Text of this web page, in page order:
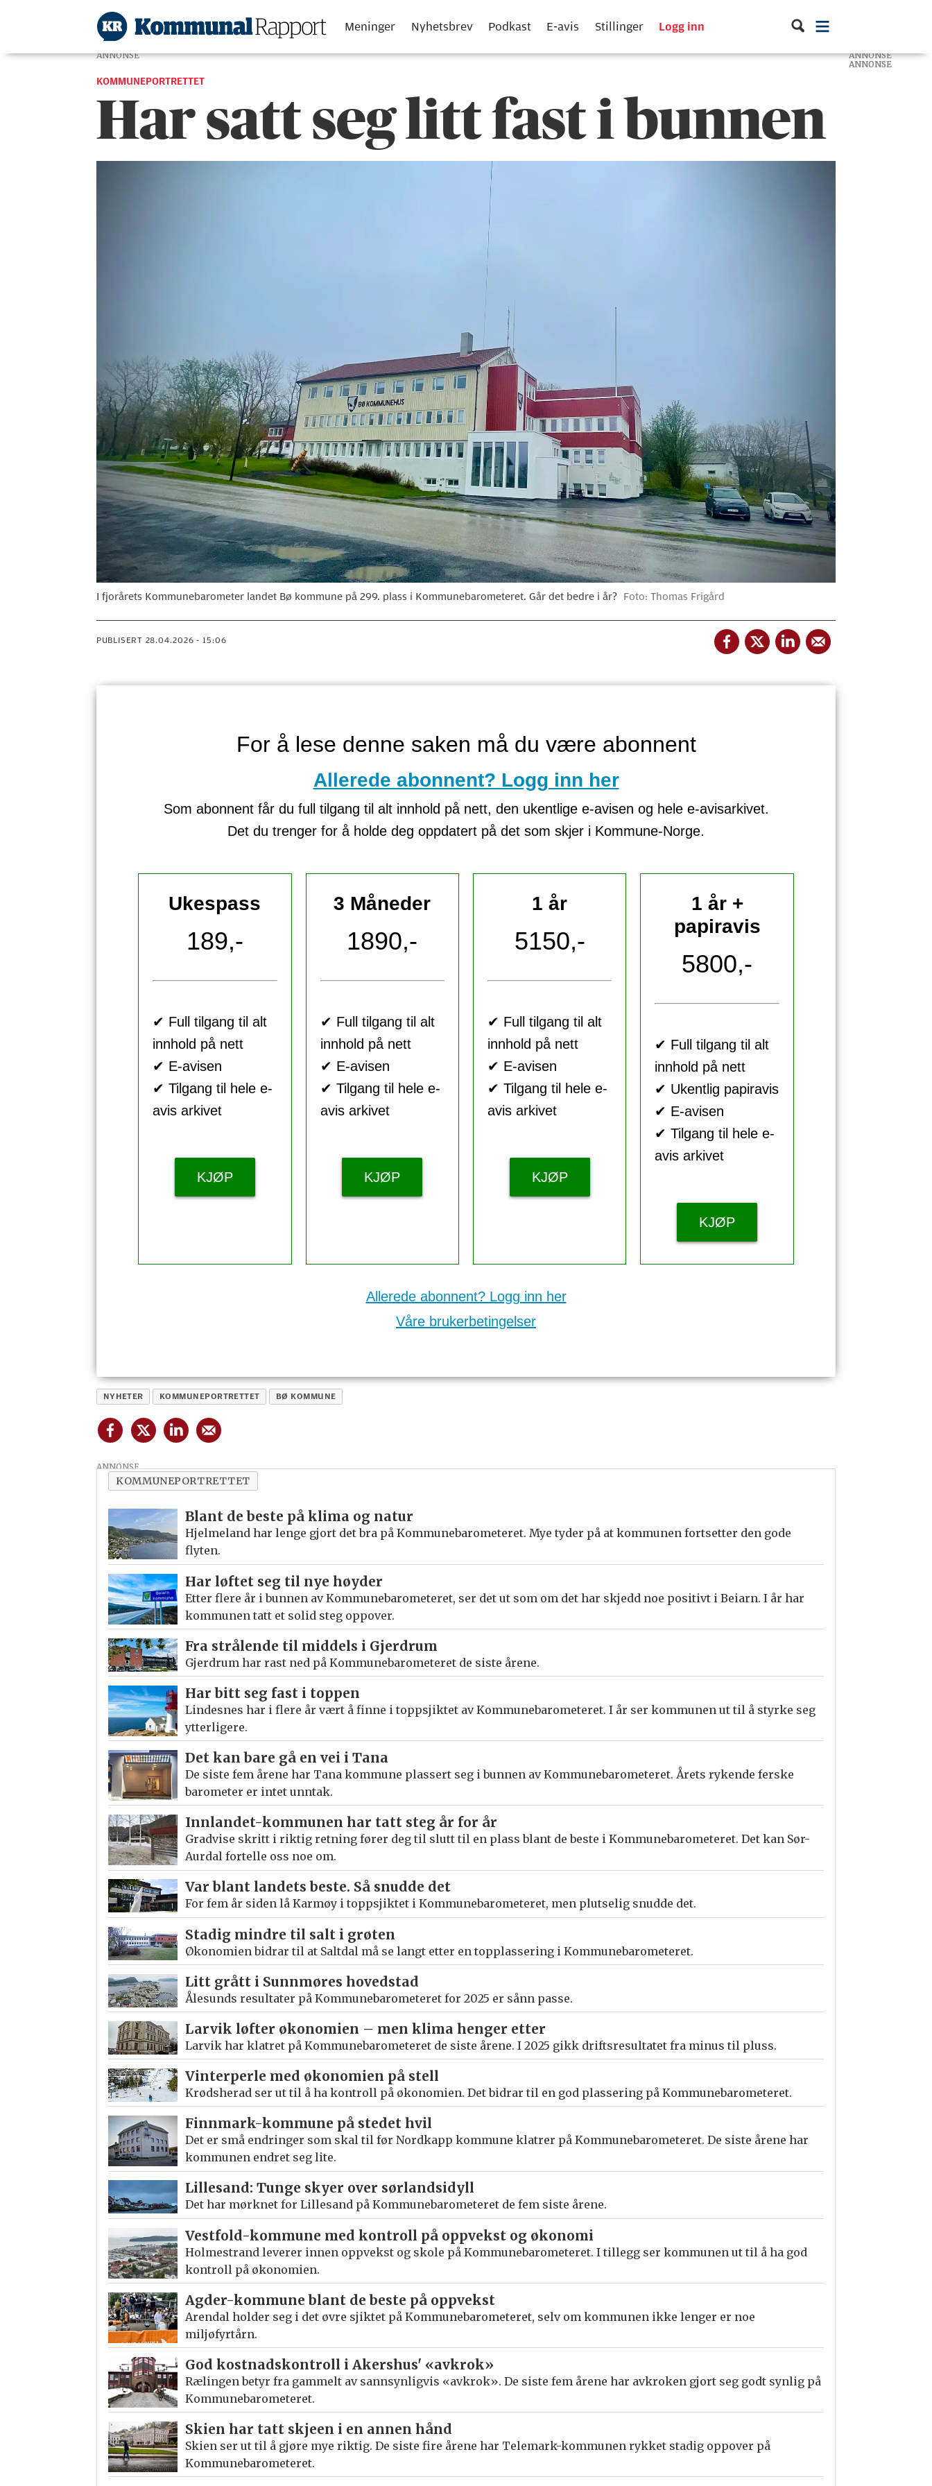
Meninger Nyhetsbrev Podkast E-avis Stillinger Logg inn
ANNONSE
KOMMUNEPORTRETTET
Har satt seg litt fast i bunnen
I fjorårets Kommunebarometer landet Bø kommune på 299. plass i Kommunebarometeret. Går det bedre i år? Foto: Thomas Frigård
PUBLISERT 28.04.2026 - 15:06
For å lese denne saken må du være abonnent
Allerede abonnent? Logg inn her
Som abonnent får du full tilgang til alt innhold på nett, den ukentlige e-avisen og hele e-avisarkivet.
Det du trenger for å holde deg oppdatert på det som skjer i Kommune-Norge.
Ukespass
189,-
✔ Full tilgang til alt
innhold på nett
✔ E-avisen
✔ Tilgang til hele e-
avis arkivet
KJØP
3 Måneder
1890,-
✔ Full tilgang til alt
innhold på nett
✔ E-avisen
✔ Tilgang til hele e-
avis arkivet
KJØP
1 år
5150,-
✔ Full tilgang til alt
innhold på nett
✔ E-avisen
✔ Tilgang til hele e-
avis arkivet
KJØP
1 år +
papiravis
5800,-
✔ Full tilgang til alt
innhold på nett
✔ Ukentlig papiravis
✔ E-avisen
✔ Tilgang til hele e-
avis arkivet
KJØP
Allerede abonnent? Logg inn her
Våre brukerbetingelser
NYHETER KOMMUNEPORTRETTET BØ KOMMUNE
ANNONSE
KOMMUNEPORTRETTET
Blant de beste på klima og natur
Hjelmeland har lenge gjort det bra på Kommunebarometeret. Mye tyder på at kommunen fortsetter den gode
flyten.
Har løftet seg til nye høyder
Etter flere år i bunnen av Kommunebarometeret, ser det ut som om det har skjedd noe positivt i Beiarn. I år har
kommunen tatt et solid steg oppover.
Fra strålende til middels i Gjerdrum
Gjerdrum har rast ned på Kommunebarometeret de siste årene.
Har bitt seg fast i toppen
Lindesnes har i flere år vært å finne i toppsjiktet av Kommunebarometeret. I år ser kommunen ut til å styrke seg
ytterligere.
Det kan bare gå en vei i Tana
De siste fem årene har Tana kommune plassert seg i bunnen av Kommunebarometeret. Årets rykende ferske
barometer er intet unntak.
Innlandet-kommunen har tatt steg år for år
Gradvise skritt i riktig retning fører deg til slutt til en plass blant de beste i Kommunebarometeret. Det kan Sør-
Aurdal fortelle oss noe om.
Var blant landets beste. Så snudde det
For fem år siden lå Karmøy i toppsjiktet i Kommunebarometeret, men plutselig snudde det.
Stadig mindre til salt i grøten
Økonomien bidrar til at Saltdal må se langt etter en topplassering i Kommunebarometeret.
Litt grått i Sunnmøres hovedstad
Ålesunds resultater på Kommunebarometeret for 2025 er sånn passe.
Larvik løfter økonomien – men klima henger etter
Larvik har klatret på Kommunebarometeret de siste årene. I 2025 gikk driftsresultatet fra minus til pluss.
Vinterperle med økonomien på stell
Krødsherad ser ut til å ha kontroll på økonomien. Det bidrar til en god plassering på Kommunebarometeret.
Finnmark-kommune på stedet hvil
Det er små endringer som skal til før Nordkapp kommune klatrer på Kommunebarometeret. De siste årene har
kommunen endret seg lite.
Lillesand: Tunge skyer over sørlandsidyll
Det har mørknet for Lillesand på Kommunebarometeret de fem siste årene.
Vestfold-kommune med kontroll på oppvekst og økonomi
Holmestrand leverer innen oppvekst og skole på Kommunebarometeret. I tillegg ser kommunen ut til å ha god
kontroll på økonomien.
Agder-kommune blant de beste på oppvekst
Arendal holder seg i det øvre sjiktet på Kommunebarometeret, selv om kommunen ikke lenger er noe
miljøfyrtårn.
God kostnadskontroll i Akershus' «avkrok»
Rælingen betyr fra gammelt av sannsynligvis «avkrok». De siste fem årene har avkroken gjort seg godt synlig på
Kommunebarometeret.
Skien har tatt skjeen i en annen hånd
Skien ser ut til å gjøre mye riktig. De siste fire årene har Telemark-kommunen rykket stadig oppover på
Kommunebarometeret.
ANNONSE
ANNONSE
ANNONSE